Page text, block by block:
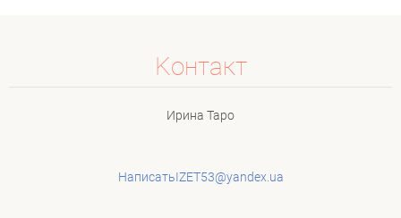
Koнтакт
Ирина Таро
НаписатьIZET53@yandex.ua